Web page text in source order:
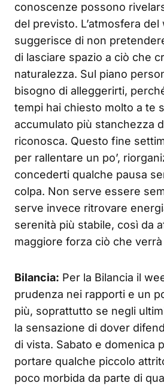
conoscenze possono
del previsto. L’atmosfera del
suggerisce di non
di lasciare spazio a ciò che
naturalezza. Sul piano
bisogno di alleggerirti,
tempi hai chiesto molto a te
accumulato più stanchezza
riconosca. Questo fine
per rallentare un po’,
concederti qualche pausa
colpa. Non serve essere
serve invece ritrovare
serenità più stabile, così da
maggiore forza ciò che
Bilancia: Per la Bilancia il
prudenza nei rapporti e un
più, soprattutto se negli
la sensazione di dover
di vista. Sabato e domenica
portare qualche piccolo
poco morbida da parte di